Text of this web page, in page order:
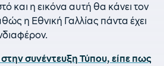
και η εικόνα αυτή θα κάνει τον
η Εθνική Γαλλίας πάντα έχει
συνέντευξη Τύπου, είπε πως